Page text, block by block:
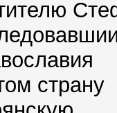
страну